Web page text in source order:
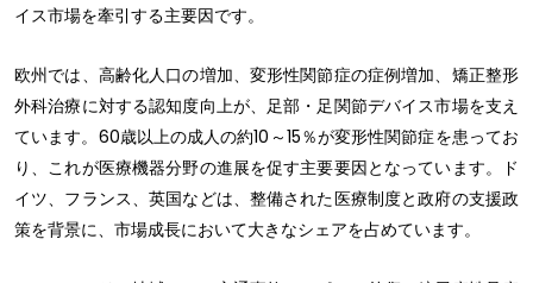
イス市場を牽引する主要因です。
欧州では、高齢化人口の増加、変形性関節症の症例増加、矯正整形
外科治療に対する認知度向上が、足部・足関節デバイス市場を支え
ています。60歳以上の成人の約10～15％が変形性関節症を患ってお
り、これが医療機器分野の進展を促す主要要因となっています。ド
イツ、フランス、英国などは、整備された医療制度と政府の支援政
策を背景に、市場成長において大きなシェアを占めています。